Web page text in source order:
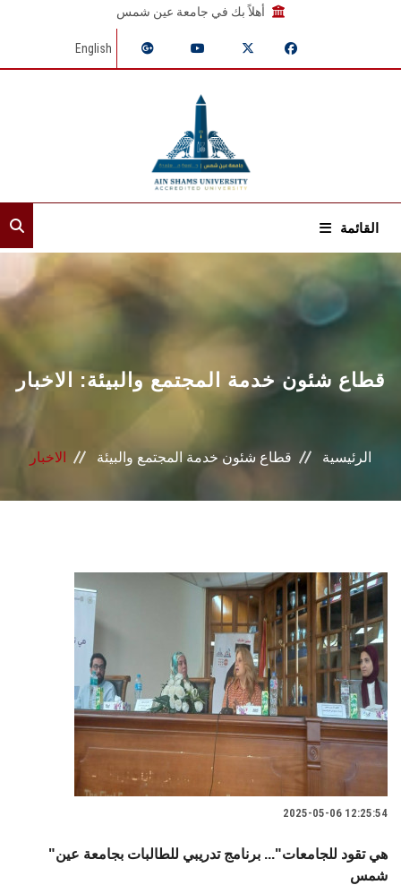
أهلاً بك في جامعة عين شمس
English
القائمة
الرئيسية
إدارات القطاع
خطة التنمية الذاتية
التنمية المستدامة
قطاع شئون خدمة المجتمع والبيئة: الاخبار
الرئيسية قطاع شئون خدمة المجتمع والبيئة الاخبار
2025-05-06 12:25:54
"هي تقود للجامعات"... برنامج تدريبي للطالبات بجامعة عين
شمس